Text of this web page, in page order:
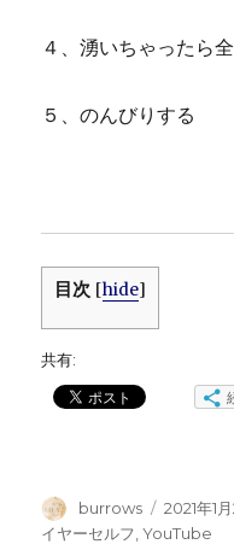
４、湧いちゃったら
５、のんびりする
目次 [hide]
共有:
投
稿
burrows
投
稿
2021年1
イヤーセルフ ,YouTube